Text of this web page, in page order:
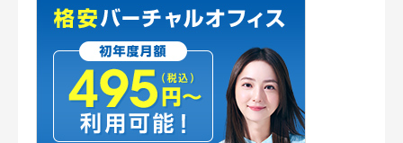
神奈川
横浜市